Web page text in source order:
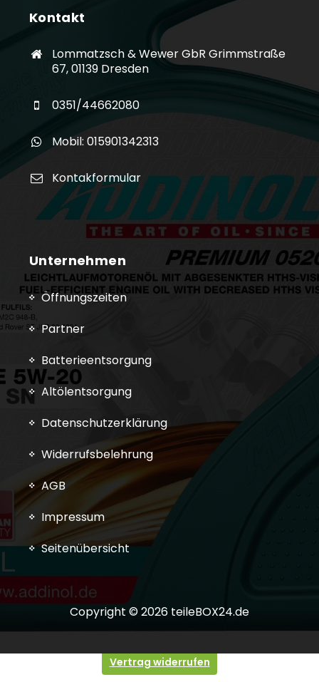
Kontakt
Lommatzsch & Wewer GbR Grimmstraße
67, 01139 Dresden
0351/44662080
Mobil: 015901342313
Kontakformular
Unternehmen
Öffnungszeiten
Partner
Batterieentsorgung
Altölentsorgung
Datenschutzerklärung
Widerrufsbelehrung
AGB
Impressum
Seitenübersicht
Copyright © 2026 teileBOX24.de
Vertrag widerrufen